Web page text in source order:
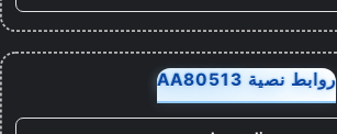
روابط نصية AA80513